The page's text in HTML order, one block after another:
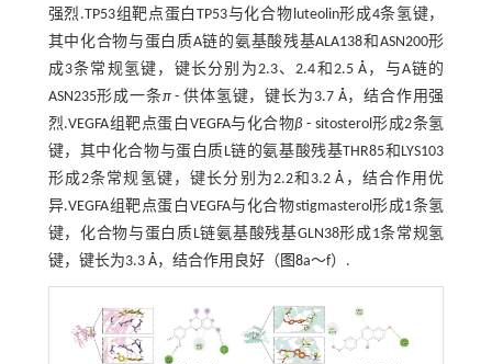
强烈.TP53组靶点蛋白TP53与化合物luteolin形成4条氢键，
其中化合物与蛋白质A链的氨基酸残基ALA138和ASN200形
成3条常规氢键，键长分别为2.3、2.4和2.5 Å，与A链的
ASN235形成一条π- 供体氢键，键长为3.7 Å，结合作用强
烈.VEGFA组靶点蛋白VEGFA与化合物β - sitosterol形成2条氢
键，其中化合物与蛋白质L链的氨基酸残基THR85和LYS103
形成2条常规氢键，键长分别为2.2和3.2 Å，结合作用优
异.VEGFA组靶点蛋白VEGFA与化合物stigmasterol形成1条氢
键，化合物与蛋白质L链氨基酸残基GLN38形成1条常规氢
键，键长为3.3 Å，结合作用良好（ 图8a～f）.